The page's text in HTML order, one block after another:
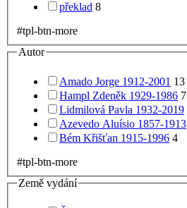
překlad 8
#tpl-btn-more
Autor
Amado Jorge 1912-2001 13
Hampl Zdeněk 1929-1986 7
Lidmilová Pavla 1932-2019
Azevedo Aluísio 1857-1913
Bém Křišťan 1915-1996 4
#tpl-btn-more
Země vydání